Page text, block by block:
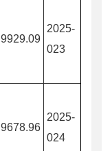
9929.09
2025-
023
9678.96
2025-
024